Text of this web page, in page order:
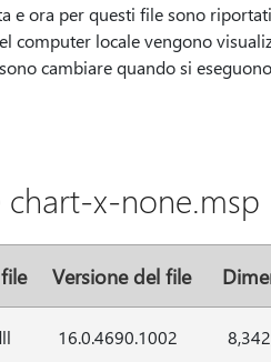
e ora per questi file sono
computer locale vengono
cambiare quando si
x-none.msp
Versione del file
16.0.4690.1002